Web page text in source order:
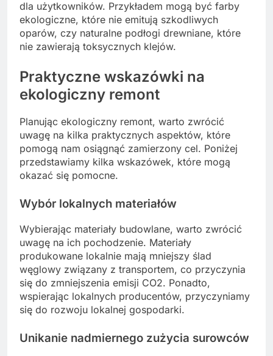
dla użytkowników. Przykładem mogą być farby
ekologiczne, które nie emitują szkodliwych
oparów, czy naturalne podłogi drewniane, które
nie zawierają toksycznych klejów.
Praktyczne wskazówki na
ekologiczny remont
Planując ekologiczny remont, warto zwrócić
uwagę na kilka praktycznych aspektów, które
pomogą nam osiągnąć zamierzony cel. Poniżej
przedstawiamy kilka wskazówek, które mogą
okazać się pomocne.
Wybór lokalnych materiałów
Wybierając materiały budowlane, warto zwrócić
uwagę na ich pochodzenie. Materiały
produkowane lokalnie mają mniejszy ślad
węglowy związany z transportem, co przyczynia
się do zmniejszenia emisji CO2. Ponadto,
wspierając lokalnych producentów, przyczyniamy
się do rozwoju lokalnej gospodarki.
Unikanie nadmiernego zużycia surowców